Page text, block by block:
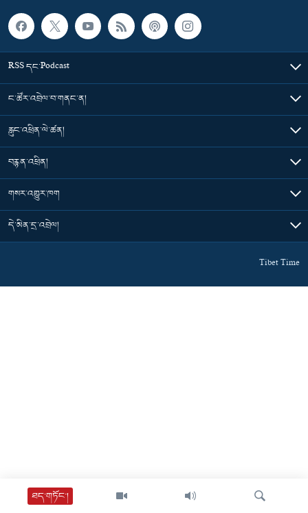
ཐད་གཏོང་།
RSS དང་Podcast
ང་ཚོར་འབྲེལ་བ་གནང་ན།
རླུང་འཕྲིན་ལེ་ཚན།
བརྙན་འཕྲིན།
གསར་འགྱུར་ཁག
དེ་མིན་དྲ་འབྲེལ།
Tibet Time